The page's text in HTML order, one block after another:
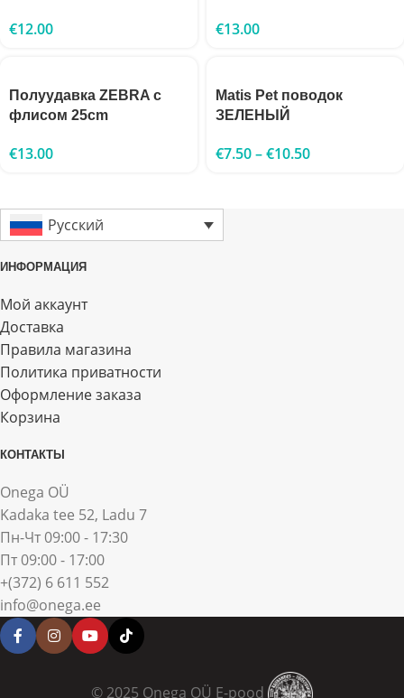
€12.00 €13.00
Полуудавка ZEBRA с
флисом 25cm
€13.00
Matis Pet поводок
ЗЕЛЕНЫЙ
€7.50–€10.50
Русский
ИНФОРМАЦИЯ
Мой аккаунт
Доставка
Правила магазина
Политика приватности
Оформление заказа
Корзина
КОНТАКТЫ
Onega OÜ
Kadaka tee 52, Ladu 7
Пн-Чт 09:00 - 17:30
Пт 09:00 - 17:00
+(372) 6 611 552
info@onega.ee
© 2025 Onega OÜ E-pood